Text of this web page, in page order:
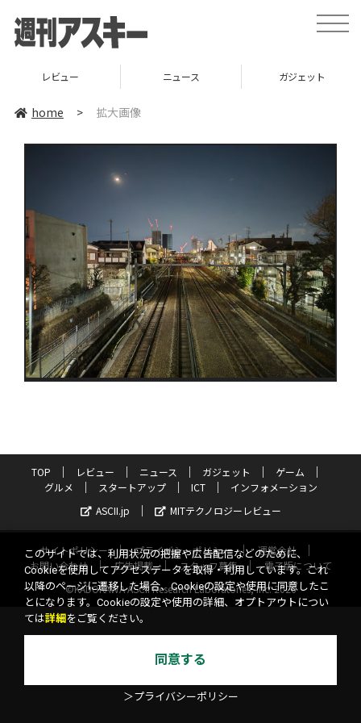
toggle
レビュー ニュース ガジェット
home > 拡大画像
TOP レビュー ニュース ガジェット
ゲーム
グルメ
スタートアップ ICT
インフォメーション
ASCII.jp
MITテクノロジーレビュー
サイトポリシー プライバシーポリシー
運営会社
お問い合わせ
広告掲載 スタッフ募集
電子版について
©KADOKAWA ASCII Research Laboratories, Inc. 2026
このサイトでは、利用状況の把握や広告配信などのために、
Cookieを使用してアクセスデータを取得・利用しています。これ
以降のページに遷移した場合、Cookieの設定や使用に同意したこ
とになります。Cookieの設定や使用の詳細、オプトアウトについ
ては詳細 をご覧ください。
同意する
＞プライバシーポリシー